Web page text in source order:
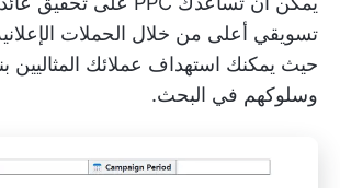
تسويقي أعلى من خلال الحملات
حيث يمكنك استهداف عملائك المثاليين
وسلوكهم في البحث.